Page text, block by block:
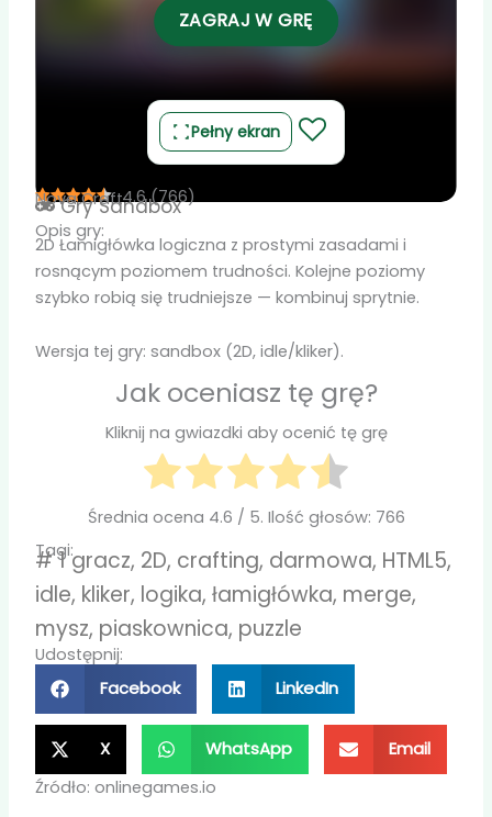
ZAGRAJ W GRĘ
Pełny ekran
4.6 (766)
Nova Craft
GrySandbox
Opis gry:
2D Łamigłówka logiczna z prostymi zasadami i
rosnącym poziomem trudności. Kolejne poziomy
szybko robią się trudniejsze — kombinuj sprytnie.
Wersja tej gry: sandbox (2D, idle/kliker).
Jak oceniasz tę grę?
Kliknij na gwiazdki aby ocenić tę grę
Średnia ocena 4.6 / 5. Ilość głosów: 766
Tagi:
#1 gracz, 2D, crafting, darmowa, HTML5,
idle, kliker, logika,łamigłówka, merge,
mysz, piaskownica, puzzle
Udostępnij:
Facebook LinkedIn
X WhatsApp Email
Źródło: onlinegames.io